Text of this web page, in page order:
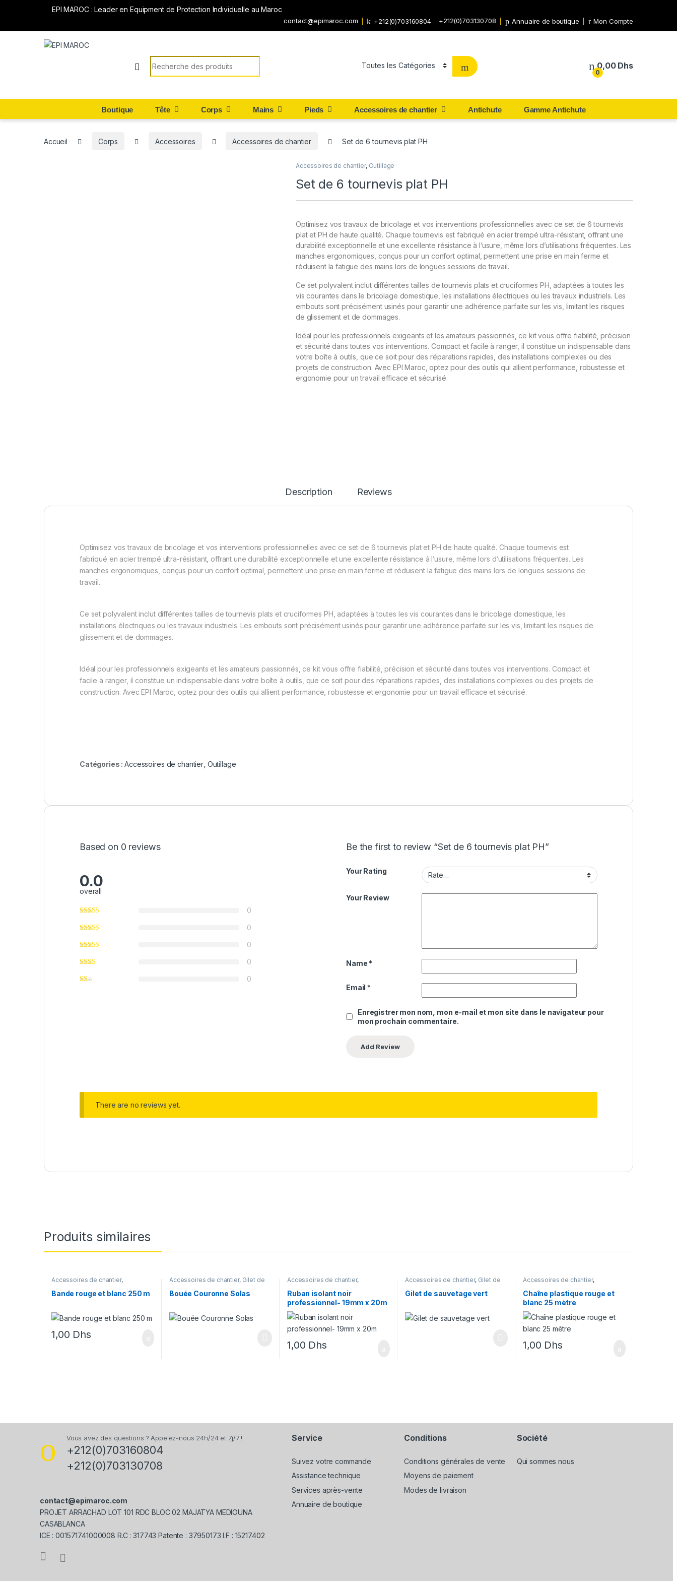
EPI MAROC : Leader en Equipment de Protection Individuelle au Maroc
contact@epimaroc.com +212(0)703160804 +212(0)703130708 Annuaire de boutique Mon Compte
Search for:
0
0,00 Dhs
Boutique Tête Corps Mains Pieds Accessoires de chantier Antichute Gamme Antichute
Accueil Corps Accessoires Accessoires de chantier Set de 6 tournevis plat PH
Accessoires de chantier, Outillage
Set de 6 tournevis plat PH
Optimisez vos travaux de bricolage et vos interventions professionnelles avec ce set de 6 tournevis
plat et PH de haute qualité. Chaque tournevis est fabriqué en acier trempé ultra-résistant, offrant une
durabilité exceptionnelle et une excellente résistance à l’usure, même lors d’utilisations fréquentes. Les
manches ergonomiques, conçus pour un confort optimal, permettent une prise en main ferme et
réduisent la fatigue des mains lors de longues sessions de travail.
Ce set polyvalent inclut différentes tailles de tournevis plats et cruciformes PH, adaptées à toutes les
vis courantes dans le bricolage domestique, les installations électriques ou les travaux industriels. Les
embouts sont précisément usinés pour garantir une adhérence parfaite sur les vis, limitant les risques
de glissement et de dommages.
Idéal pour les professionnels exigeants et les amateurs passionnés, ce kit vous offre fiabilité, précision
et sécurité dans toutes vos interventions. Compact et facile à ranger, il constitue un indispensable dans
votre boîte à outils, que ce soit pour des réparations rapides, des installations complexes ou des
projets de construction. Avec EPI Maroc, optez pour des outils qui allient performance, robustesse et
ergonomie pour un travail efficace et sécurisé.
Description Reviews
Optimisez vos travaux de bricolage et vos interventions professionnelles avec ce set de 6 tournevis plat et PH de haute qualité. Chaque tournevis est
fabriqué en acier trempé ultra-résistant, offrant une durabilité exceptionnelle et une excellente résistance à l’usure, même lors d’utilisations fréquentes. Les
manches ergonomiques, conçus pour un confort optimal, permettent une prise en main ferme et réduisent la fatigue des mains lors de longues sessions de
travail.
Ce set polyvalent inclut différentes tailles de tournevis plats et cruciformes PH, adaptées à toutes les vis courantes dans le bricolage domestique, les
installations électriques ou les travaux industriels. Les embouts sont précisément usinés pour garantir une adhérence parfaite sur les vis, limitant les risques de
glissement et de dommages.
Idéal pour les professionnels exigeants et les amateurs passionnés, ce kit vous offre fiabilité, précision et sécurité dans toutes vos interventions. Compact et
facile à ranger, il constitue un indispensable dans votre boîte à outils, que ce soit pour des réparations rapides, des installations complexes ou des projets de
construction. Avec EPI Maroc, optez pour des outils qui allient performance, robustesse et ergonomie pour un travail efficace et sécurisé.
Catégories :Accessoires de chantier, Outillage
Based on 0 reviews
0.0
overall
0
0
0
0
0
Be the first to review “Set de 6 tournevis plat PH”
Your Rating
Your Review
Name *
Email *
Enregistrer mon nom, mon e-mail et mon site dans le navigateur pour
mon prochain commentaire.
There are no reviews yet.
Produits similaires
Accessoires de chantier,
Bande rouge et blanc 250 m
1,00 Dhs
Accessoires de chantier, Gilet de
Bouée Couronne Solas
Accessoires de chantier,
Ruban isolant noir
professionnel- 19mm x 20m
1,00 Dhs
Accessoires de chantier, Gilet de
Gilet de sauvetage vert
Accessoires de chantier,
Chaîne plastique rouge et
blanc 25 mètre
1,00 Dhs
Vous avez des questions ? Appelez-nous 24h/24 et 7j/7 !
+212(0)703160804
+212(0)703130708
contact@epimaroc.com
PROJET ARRACHAD LOT 101 RDC BLOC 02 MAJATYA MEDIOUNA
CASABLANCA
ICE : 001571741000008 R.C : 317743 Patente : 37950173 I.F : 15217402
Service
Suivez votre commande
Assistance technique
Services après-vente
Annuaire de boutique
Conditions
Conditions générales de vente
Moyens de paiement
Modes de livraison
Société
Qui sommes nous